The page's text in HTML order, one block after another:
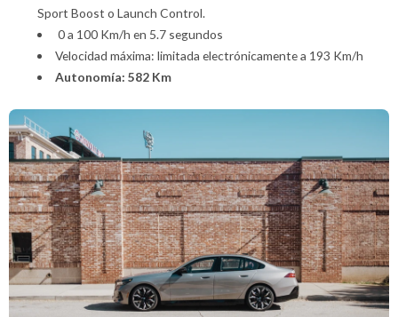
Sport Boost o Launch Control.
0 a 100 Km/h en 5.7 segundos
Velocidad máxima: limitada electrónicamente a 193 Km/h
Autonomía: 582 Km